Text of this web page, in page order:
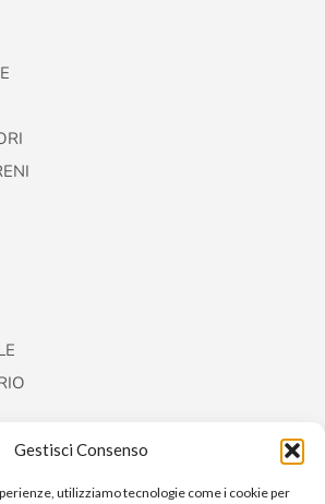
Gestisci Consenso
utilizziamo tecnologie come i cookie per